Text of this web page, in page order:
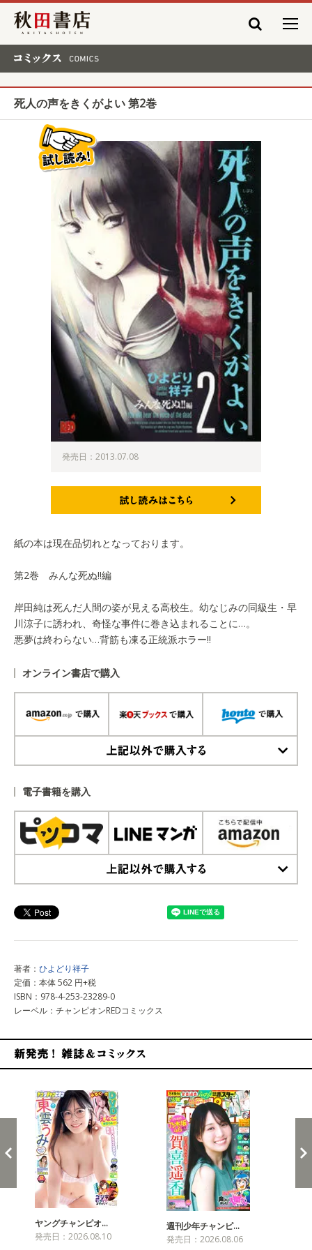
秋田書店
死人の声をきくがよい 第2巻
発売日：2013.07.08
紙の本は現在品切れとなっております。
第2巻 みんな死ぬ!!編
岸田純は死んだ人間の姿が見える高校生。幼なじみの同級生・早
川涼子に誘われ、奇怪な事件に巻き込まれることに…。
悪夢は終わらない…背筋も凍る正統派ホラー!!
オンライン書店で購入
電子書籍を購入
著者： ひよどり祥子
定価：本体 562 円+税
ISBN：978-4-253-23289-0
レーベル：チャンピオンREDコミックス
ヤングチャンピオ…
発売日：2026.08.10
週刊少年チャンピ…
発売日：2026.08.06